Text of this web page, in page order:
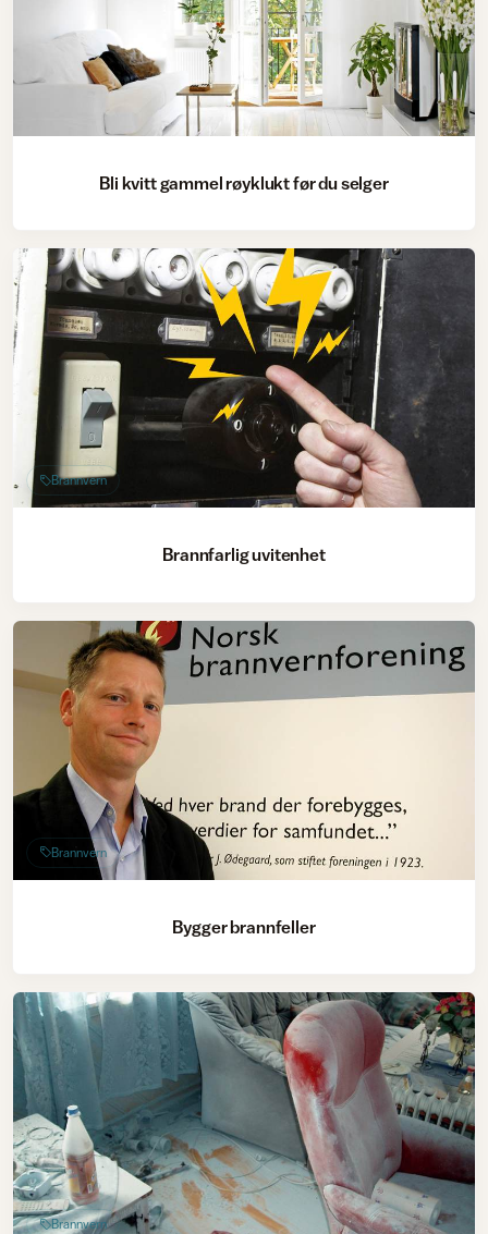
Bli kvitt gammel røyklukt før du selger
Brannvern
Brannfarlig uvitenhet
Brannvern
Bygger brannfeller
Brannvern